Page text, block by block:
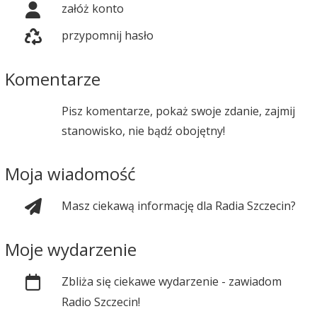
załóż konto
przypomnij hasło
Komentarze
Pisz komentarze, pokaż swoje zdanie, zajmij
stanowisko, nie bądź obojętny!
Moja wiadomość
Masz ciekawą informację dla Radia Szczecin?
Moje wydarzenie
Zbliża się ciekawe wydarzenie - zawiadom
Radio Szczecin!